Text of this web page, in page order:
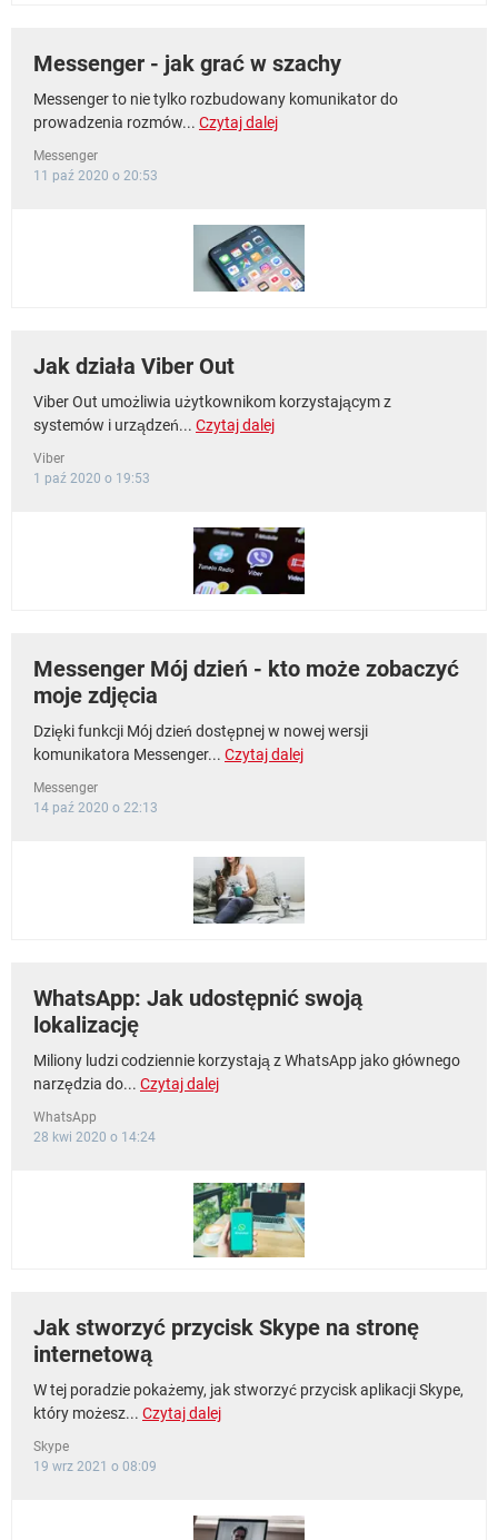
Messenger - jak grać w szachy
Messenger to nie tylko rozbudowany komunikator do
prowadzenia rozmów... Czytaj dalej
Messenger
11 paź 2020 o 20:53
Jak działa Viber Out
Viber Out umożliwia użytkownikom korzystającym z
systemów i urządzeń... Czytaj dalej
Viber
1 paź 2020 o 19:53
Messenger Mój dzień - kto może zobaczyć
moje zdjęcia
Dzięki funkcji Mój dzień dostępnej w nowej wersji
komunikatora Messenger... Czytaj dalej
Messenger
14 paź 2020 o 22:13
WhatsApp: Jak udostępnić swoją
lokalizację
Miliony ludzi codziennie korzystają z WhatsApp jako głównego
narzędzia do... Czytaj dalej
WhatsApp
28 kwi 2020 o 14:24
Jak stworzyć przycisk Skype na stronę
internetową
W tej poradzie pokażemy, jak stworzyć przycisk aplikacji Skype,
który możesz... Czytaj dalej
Skype
19 wrz 2021 o 08:09